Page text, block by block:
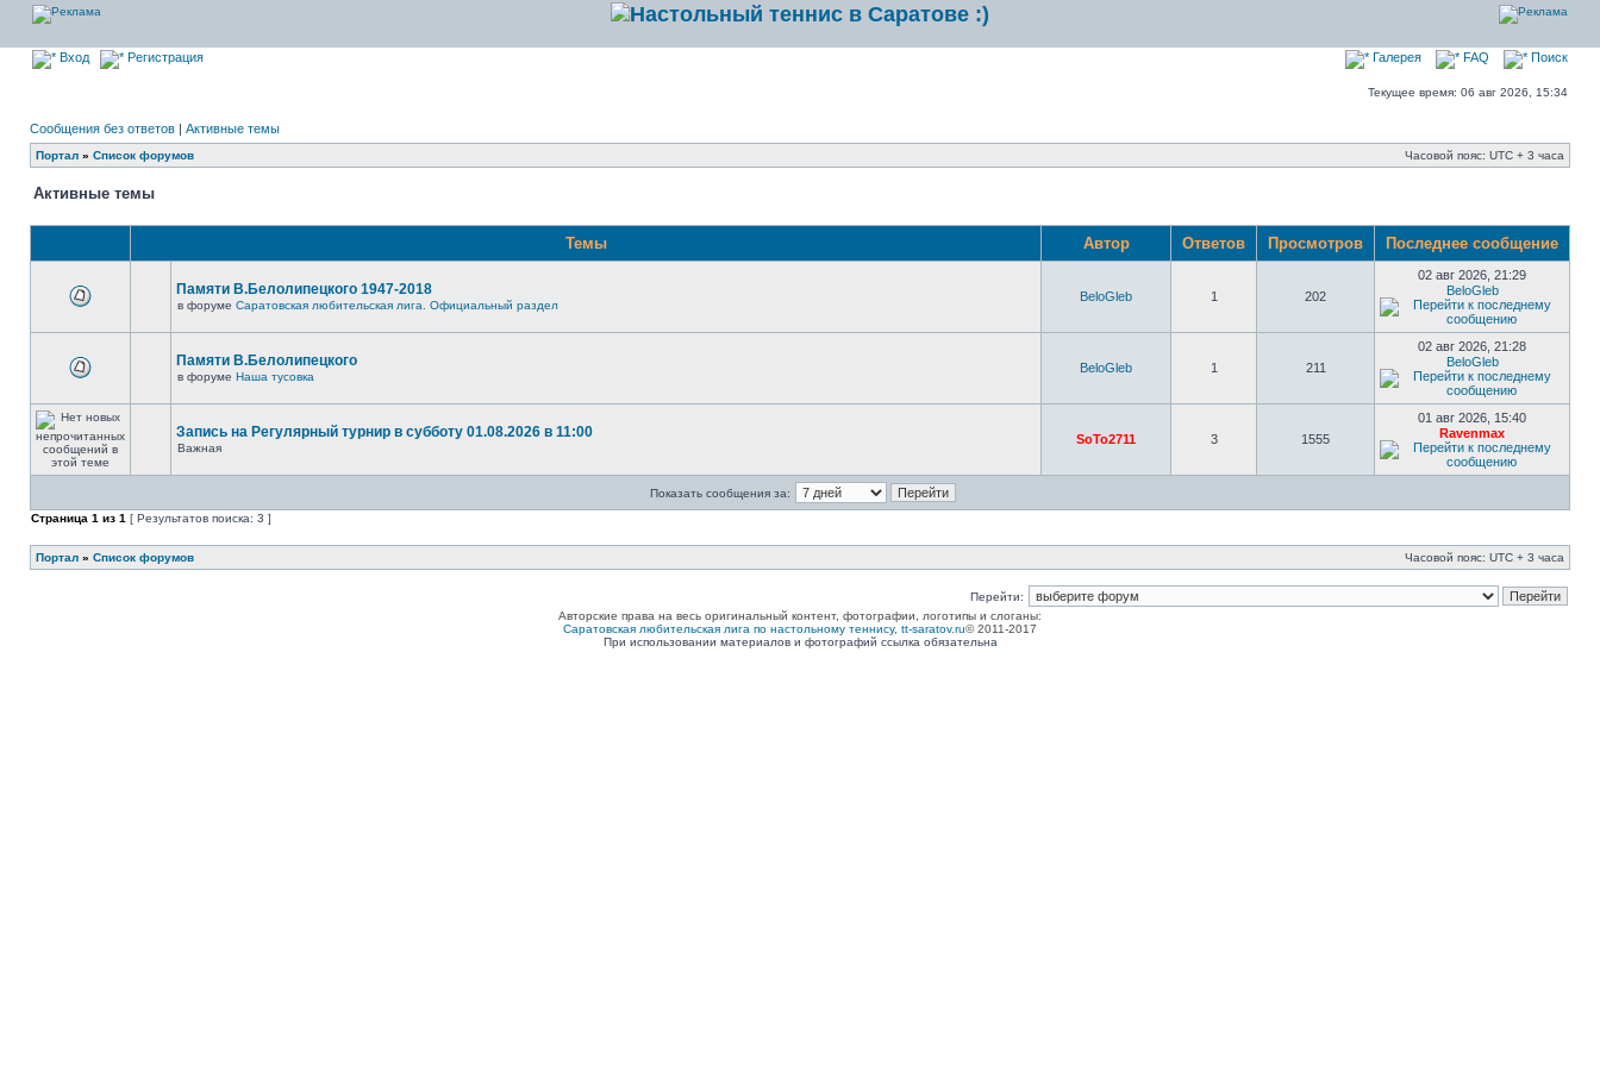
Вход Регистрация Галерея FAQ Поиск
Текущее время: 06 авг 2026, 15:34
Сообщения без ответов | Активные темы
Портал » Список форумов Часовой пояс: UTC + 3 часа
Активные темы
Темы Автор Ответов Просмотров Последнее сообщение
Памяти В.Белолипецкого 1947-2018
в форуме Саратовская любительская лига. Официальный раздел
BeloGleb 1 202
02 авг 2026, 21:29
BeloGleb
Памяти В.Белолипецкого
в форуме Наша тусовка
BeloGleb 1 211
02 авг 2026, 21:28
BeloGleb
Запись на Регулярный турнир в субботу 01.08.2026 в 11:00
Важная
SoTo2711 3 1555
01 авг 2026, 15:40
Ravenmax
Показать сообщения за:
Страница 1 из 1 [ Результатов поиска: 3 ]
Портал » Список форумов Часовой пояс: UTC + 3 часа
Перейти:
Авторские права на весь оригинальный контент, фотографии, логотипы и слоганы:
Саратовская любительская лига по настольному теннису, tt-saratov.ru© 2011-2017
При использовании материалов и фотографий ссылка обязательна